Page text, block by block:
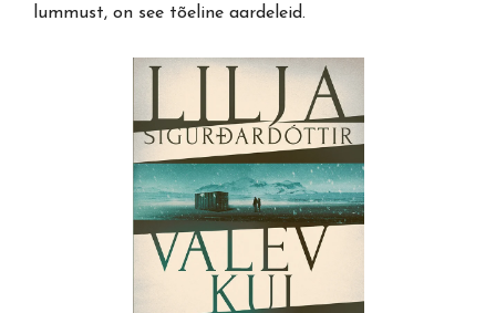
lummust, on see tõeline aardeleid.